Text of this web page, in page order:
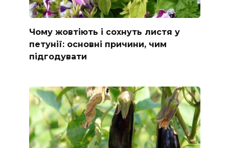
Чому жовтіють і сохнуть листя у
петунії: основні причини, чим
підгодувати